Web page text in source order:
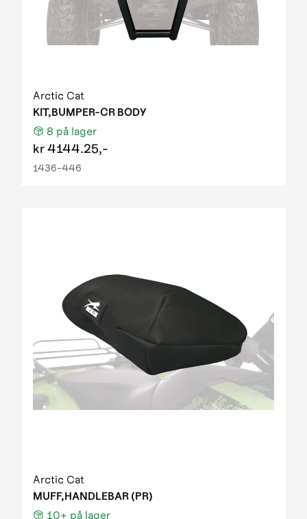
Arctic Cat
KIT,BUMPER-CR BODY
8 på lager
kr4144.25,-
1436-446
Arctic Cat
MUFF,HANDLEBAR (PR)
10+ på lager